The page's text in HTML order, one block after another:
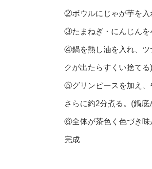
②ボウルにじゃが芋を入
③たまねぎ・にんじんを
④鍋を熱し油を入れ、ツ
クが出たらすくい捨てる)
⑤グリンピースを加え、
さらに約2分煮る。(鍋
⑥全体が茶色く色づき味
完成